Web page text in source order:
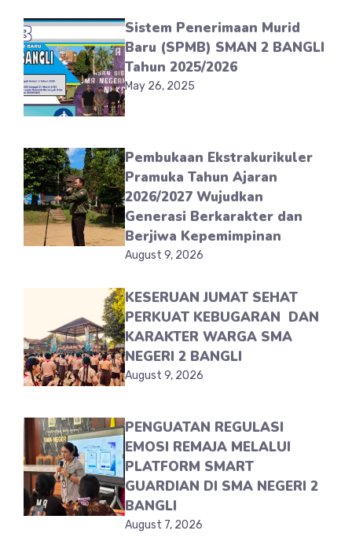
Sistem Penerimaan Murid
Baru (SPMB) SMAN 2 BANGLI
Tahun 2025/2026
May 26, 2025
Pembukaan Ekstrakurikuler
Pramuka Tahun Ajaran
2026/2027 Wujudkan
Generasi Berkarakter dan
Berjiwa Kepemimpinan
August 9, 2026
KESERUAN JUMAT SEHAT
PERKUAT KEBUGARAN DAN
KARAKTER WARGA SMA
NEGERI 2 BANGLI
August 9, 2026
PENGUATAN REGULASI
EMOSI REMAJA MELALUI
PLATFORM SMART
GUARDIAN DI SMA NEGERI 2
BANGLI
August 7, 2026